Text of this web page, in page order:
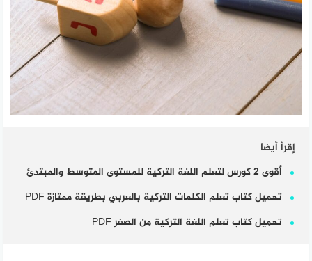
إقرأ أيضا
أقوى 2 كورس لتعلم اللغة التركية للمستوى المتوسط والمبتدئ
تحميل كتاب تعلم الكلمات التركية بالعربي بطريقة ممتازة PDF
تحميل كتاب تعلم اللغة التركية من الصفر PDF